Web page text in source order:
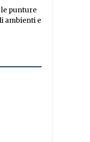
le punture
ambienti e